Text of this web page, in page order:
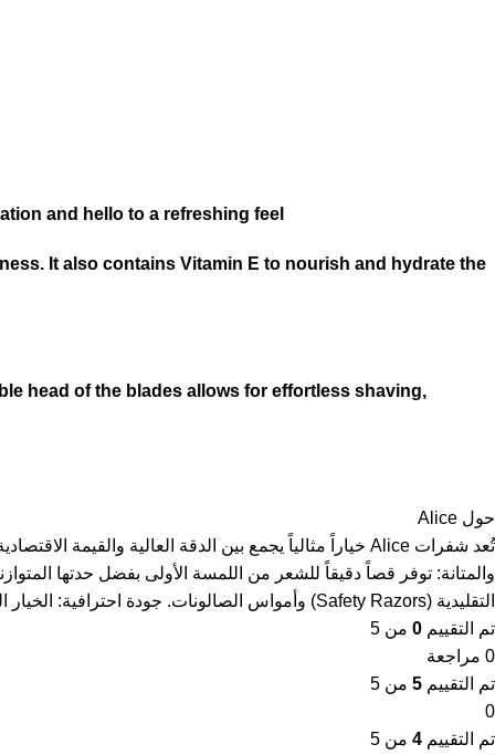
and hello to a refreshing feel!
It also contains Vitamin E to nourish and hydrate the
head of the blades allows for effortless shaving,
حول Alice
والمتانة: توفر قصاً دقيقاً للشعر من اللمسة الأولى بفضل حدتها
التقليدية (Safety Razors) وأمواس الصالونات. جودة احترافية: الخيار المفضل للكثير من الحلاقين نظراً لاعتماديتها وسعرها المنافس.
تم التقييم 0 من 5
0 مراجعة
تم التقييم 5 من 5
0
تم التقييم 4 من 5